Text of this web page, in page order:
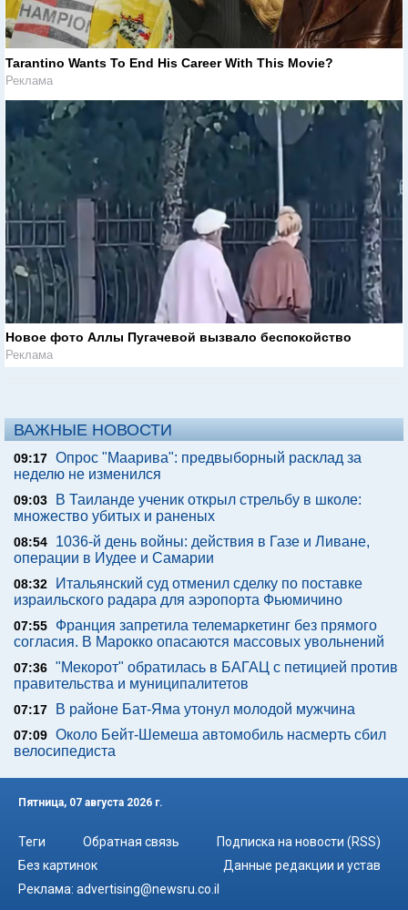
Tarantino Wants To End His Career With This Movie?
Реклама
Новое фото Аллы Пугачевой вызвало беспокойство
Реклама
ВАЖНЫЕ НОВОСТИ
09:17 Опрос "Mаарива": предвыборный расклад за
неделю не изменился
09:03
В Таиланде ученик открыл стрельбу в школе:
множество убитых и раненых
08:54
1036-й день войны: действия в Газе и Ливане,
операции в Иудее и Самарии
08:32
Итальянский суд отменил сделку по поставке
израильского радара для аэропорта Фьюмичино
07:55
Франция запретила телемаркетинг без прямого
согласия. В Марокко опасаются массовых увольнений
07:36 "Мекорот" обратилась в БАГАЦ с петицией против
правительства и муниципалитетов
07:17 В районе Бат-Яма утонул молодой мужчина
07:09 Около Бейт-Шемеша автомобиль насмерть сбил
велосипедиста
Пятница, 07 августа 2026 г.
Теги Обратная связь
Подписка на новости (RSS)
Без картинок
Данные редакции и устав
Реклама: advertising@newsru.co.il